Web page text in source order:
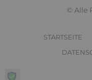
© Alle
STARTSEITE